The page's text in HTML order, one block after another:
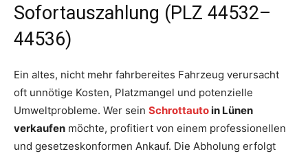
Sofortauszahlung (PLZ 44532–
44536)
Ein altes, nicht mehr fahrbereites Fahrzeug verursacht
oft unnötige Kosten, Platzmangel und potenzielle
Umweltprobleme. Wer sein Schrottautoin Lünen
verkaufen möchte, profitiert von einem professionellen
und gesetzeskonformen Ankauf. Die Abholung erfolgt